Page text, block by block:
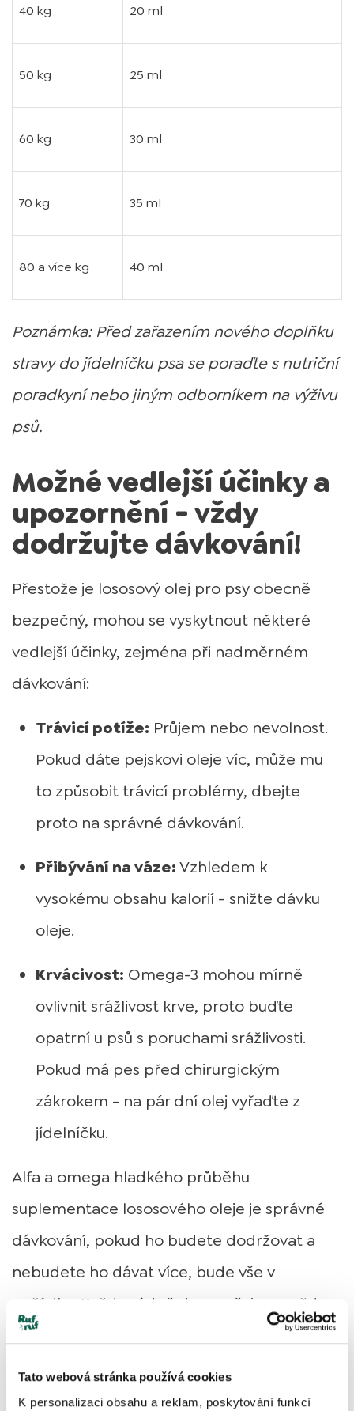
Tato webová stránka používá cookies
K personalizaci obsahu a reklam, poskytování funkcí
40 kg 20 ml
50 kg 25 ml
60 kg 30 ml
70 kg 35 ml
80 a více kg 40 ml
Poznámka: Před zařazením nového doplňku
stravy do jídelníčku psa se poraďte s nutriční
poradkyní nebo jiným odborníkem na výživu
psů.
Možné vedlejší účinky a
upozornění - vždy
dodržujte dávkování!
Přestože je lososový olej pro psy obecně
bezpečný, mohou se vyskytnout některé
vedlejší účinky, zejména při nadměrném
dávkování:
Trávicí potíže: Průjem nebo nevolnost.
Pokud dáte pejskovi oleje víc, může mu
to způsobit trávicí problémy, dbejte
proto na správné dávkování.
Přibývání na váze:Vzhledem k
vysokému obsahu kalorií - snižte dávku
oleje.
Krvácivost: Omega-3 mohou mírně
ovlivnit srážlivost krve, proto buďte
opatrní u psů s poruchami srážlivosti.
Pokud má pes před chirurgickým
zákrokem - na pár dní olej vyřaďte z
jídelníčku.
Alfa a omega hladkého průběhu
suplementace lososového oleje je správné
dávkování, pokud ho budete dodržovat a
nebudete ho dávat více, bude vše v
pořádku. Každopádně doporučujeme vždy
sledovat reakce vašeho pejska po zavedení
jakéhokoliv nového doplňku a v případě
nežádoucích účinků se poraďte s